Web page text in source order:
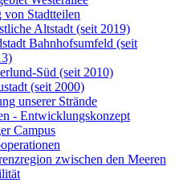
von Stadtteilen
Altstadt (seit 2019)
Bahnhofsumfeld (seit
Süd (seit 2010)
(seit 2000)
unserer Strände
- Entwicklungskonzept
Campus
zwischen den Meeren